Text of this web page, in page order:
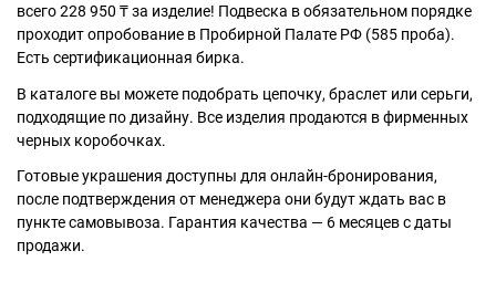
всего 228 950 ₸за изделие! Подвеска в обязательном порядке
проходит опробование в Пробирной Палате РФ (585 проба).
Есть сертификационная бирка.
В каталоге вы можете подобрать цепочку, браслет или серьги,
подходящие по дизайну. Все изделия продаются в фирменных
черных коробочках.
Готовые украшения доступны для онлайн-бронирования,
после подтверждения от менеджера они будут ждать вас в
пункте самовывоза. Гарантия качества — 6 месяцев с даты
продажи.